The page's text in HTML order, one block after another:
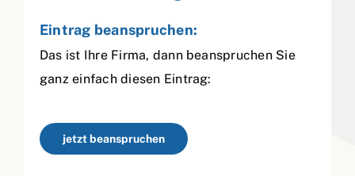
Eintrag beanspruchen:
Das ist Ihre Firma, dann beanspruchen Sie
ganz einfach diesen Eintrag:
jetzt beanspruchen